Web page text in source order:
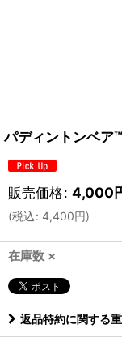
パディントンベ
販売価格: 4,000
(税込: 4,400円)
在庫数 ×
返品特約に関する